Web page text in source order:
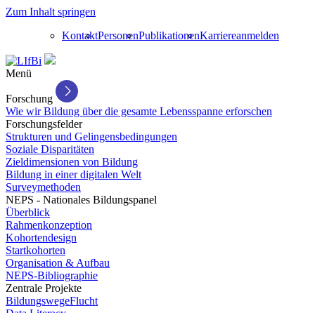
Zum Inhalt springen
KontaktPersonenPublikationenKarriereanmelden
Menü
Forschung
Wie wir Bildung über die gesamte Lebensspanne erforschen
Forschungsfelder
Strukturen und Gelingensbedingungen
Soziale Disparitäten
Zieldimensionen von Bildung
Bildung in einer digitalen Welt
Surveymethoden
NEPS - Nationales Bildungspanel
Überblick
Rahmenkonzeption
Kohortendesign
Startkohorten
Organisation & Aufbau
NEPS-Bibliographie
Zentrale Projekte
BildungswegeFlucht